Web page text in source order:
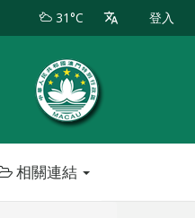
31°C 登入
相關連結